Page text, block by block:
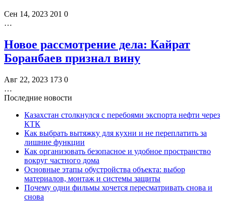
Сен 14, 2023 201 0
…
Новое рассмотрение дела: Кайрат
Боранбаев признал вину
Авг 22, 2023 173 0
…
Последние новости
Казахстан столкнулся с перебоями экспорта нефти через
КТК
Как выбрать вытяжку для кухни и не переплатить за
лишние функции
Как организовать безопасное и удобное пространство
вокруг частного дома
Основные этапы обустройства объекта: выбор
материалов, монтаж и системы защиты
Почему одни фильмы хочется пересматривать снова и
снова